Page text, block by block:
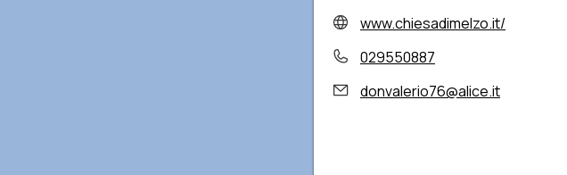
www.chiesadimelzo.it/
029550887
donvalerio76@alice.it